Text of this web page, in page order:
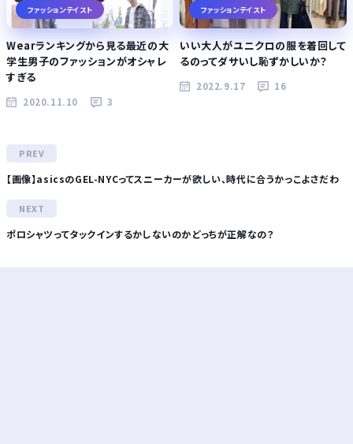
ファッションテイスト
Wearランキングから見る最近の大
学生男子のファッションがオシャレ
すぎる
2020.11.10 3
ファッションテイスト
いい大人がユニクロの服を着回して
るのってダサいし恥ずかしいか？
2022.9.17 16
【画像】asicsのGEL-NYCってスニーカーが欲しい、時代に合うかっこよさだわ
ポロシャツってタックインするかしないのかどっちが正解なの？